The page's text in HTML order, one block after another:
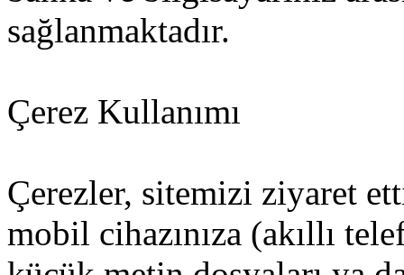
sağlanmaktadır.
Çerez Kullanımı
Çerezler, sitemizi ziyaret
mobil cihazınıza (akıllı